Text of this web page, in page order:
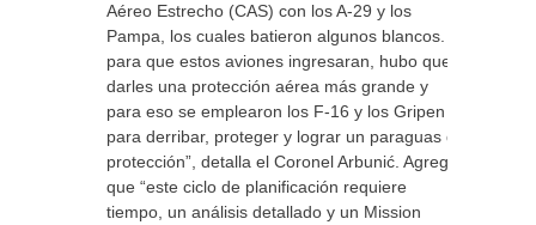
Aéreo Estrecho (CAS) con los A-29 y los
Pampa, los cuales batieron algunos blancos. Y
para que estos aviones ingresaran, hubo que
darles una protección aérea más grande y
para eso se emplearon los F-16 y los Gripen
para derribar, proteger y lograr un paraguas de
protección”, detalla el Coronel Arbunić. Agrega
que “este ciclo de planificación requiere
tiempo, un análisis detallado y un Mission